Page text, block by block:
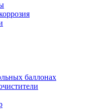
баллонах